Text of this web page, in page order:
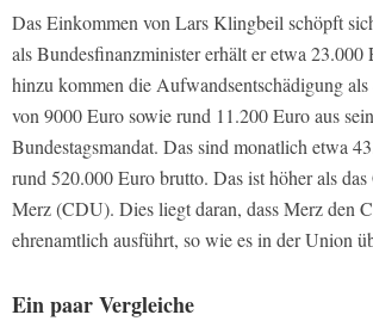
Das Einkommen von Lars Klingbeil schöpft
als Bundesfinanzminister erhält er etwa 23.000
hinzu kommen die Aufwandsentschädigung
von 9000 Euro sowie rund 11.200 Euro aus
Bundestagsmandat. Das sind monatlich etwa
rund 520.000 Euro brutto. Das ist höher als
Merz (CDU). Dies liegt daran, dass Merz den
ehrenamtlich ausführt, so wie es in der Union
Ein paar Vergleiche